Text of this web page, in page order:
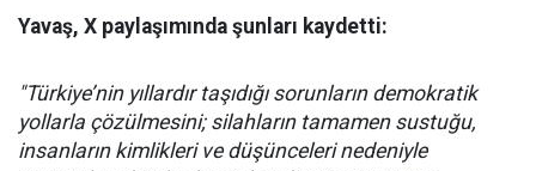
Yavaş, X paylaşımında şunları kaydetti:
"Türkiye’nin yıllardır taşıdığı sorunların demokratik
yollarla çözülmesini; silahların tamamen sustuğu,
insanların kimlikleri ve düşünceleri nedeniyle